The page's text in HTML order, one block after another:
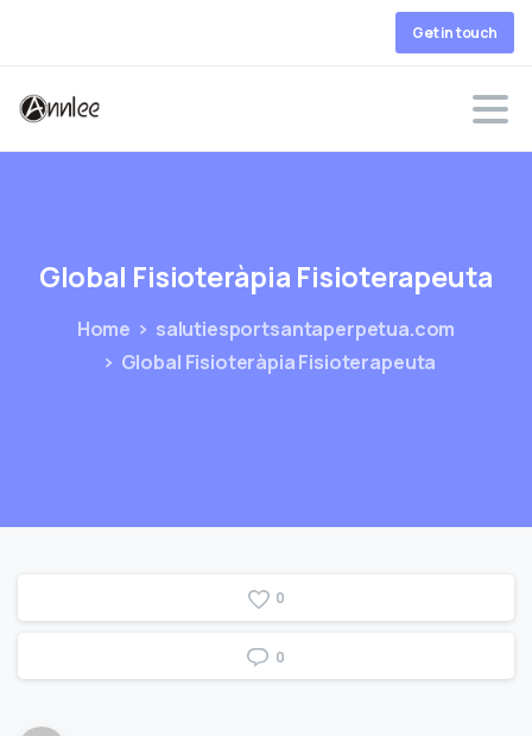
Get in touch
Global Fisioteràpia Fisioterapeuta
Home
salutiesportsantaperpetua.com
Global Fisioteràpia Fisioterapeuta
0
0